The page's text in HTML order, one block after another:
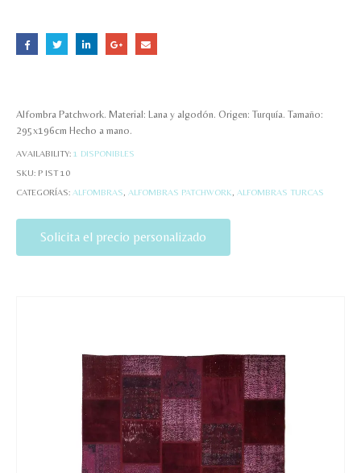
Alfombra Patchwork. Material: Lana y algodón. Origen: Turquía. Tamaño:
295x196cm Hecho a mano.
AVAILABILITY: 1 DISPONIBLES
SKU: P IST 10
CATEGORÍAS: ALFOMBRAS ALFOMBRAS PATCHWORK ALFOMBRAS TURCAS
Solicita el precio personalizado